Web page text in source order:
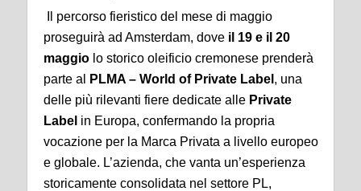
Il percorso fieristico del mese di maggio
proseguirà ad Amsterdam, dove il 19 e il 20
maggio lo storico oleificio cremonese prenderà
parte al
PLMA – World of Private Label , una
delle più rilevanti fiere dedicate alle Private
Label in Europa, confermando la propria
vocazione per la Marca Privata a livello europeo
e globale. L’azienda, che vanta un’esperienza
storicamente consolidata nel settore PL,